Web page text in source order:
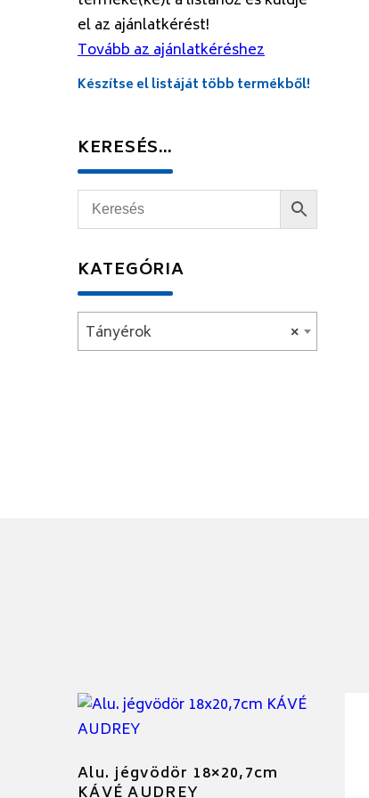
el az ajánlatkérést!
Tovább az ajánlatkéréshez
Készítse el listáját több termékből!
KERESÉS…
KATEGÓRIA
×
Tányérok
Alu. jégvödör 18×20,7cm